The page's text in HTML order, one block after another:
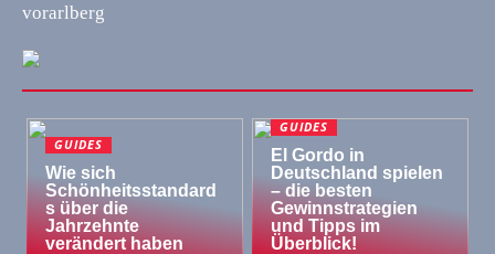
vorarlberg
GUIDES
Wie sich
Schönheitsstandard
s über die
Jahrzehnte
verändert haben
GUIDES
El Gordo in
Deutschland spielen
– die besten
Gewinnstrategien
und Tipps im
Überblick!